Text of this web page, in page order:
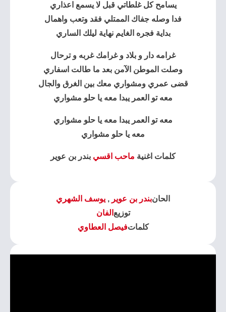
يسامح كل غلطاتي قبل لا يسمع اعذاري
فدا وصله جفاك الممتلي فقد وتعب واهمال
بداية فجره الغايم نهاية ليلك الساري
غرامه دار و بلاد و غرامك غربه و ترحال
وصلت الموطن الآمن بعد ما طالت اسفاري
قضى عمري ومشواري معك بين الغرق والجال
معه تو العمر يبدا معه يا حلو مشواري
معه تو العمر يبدا معه يا حلو مشواري
معه يا حلو مشواري
كلمات اغنية ماحب اقسي بندر بن عوير
الحانبندر بن عوير , يوسف الشهري
توزيع الفان
كلماتفيصل العطاوي